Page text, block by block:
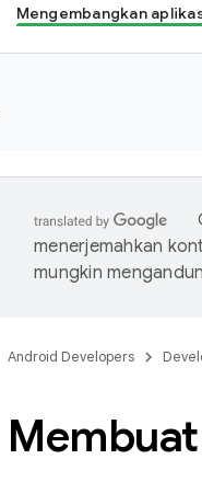
Mengembangkan
menerjemahkan
mungkin
Android Developers